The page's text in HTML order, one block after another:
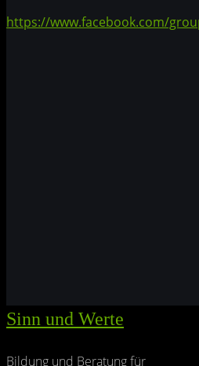
https://www.facebook.com/
Sinn und Werte
Bildung und Beratung für